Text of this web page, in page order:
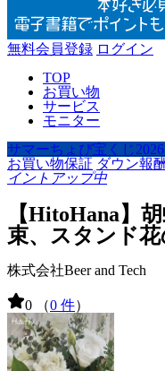
無料会員登録 ログイン
TOP
お買い物
サービス
モニター
サマーちょび宝くじ
お買い物保証 ダウン報
イントアップ中
【HitoHana】
束、スタンド
株式会社Beer and Tech
0 （0 件）